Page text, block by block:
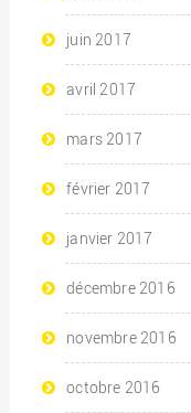
juin 2017
avril 2017
mars 2017
février 2017
janvier 2017
décembre 2016
novembre 2016
octobre 2016